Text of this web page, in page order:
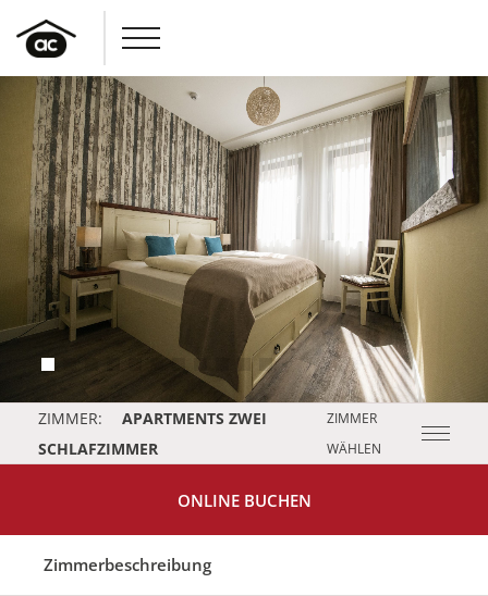
2 4 5 8 9 10 11
ZIMMER:
APARTMENTS ZWEI
SCHLAFZIMMER
ZIMMER
WÄHLEN
ONLINE BUCHEN
Zimmerbeschreibung